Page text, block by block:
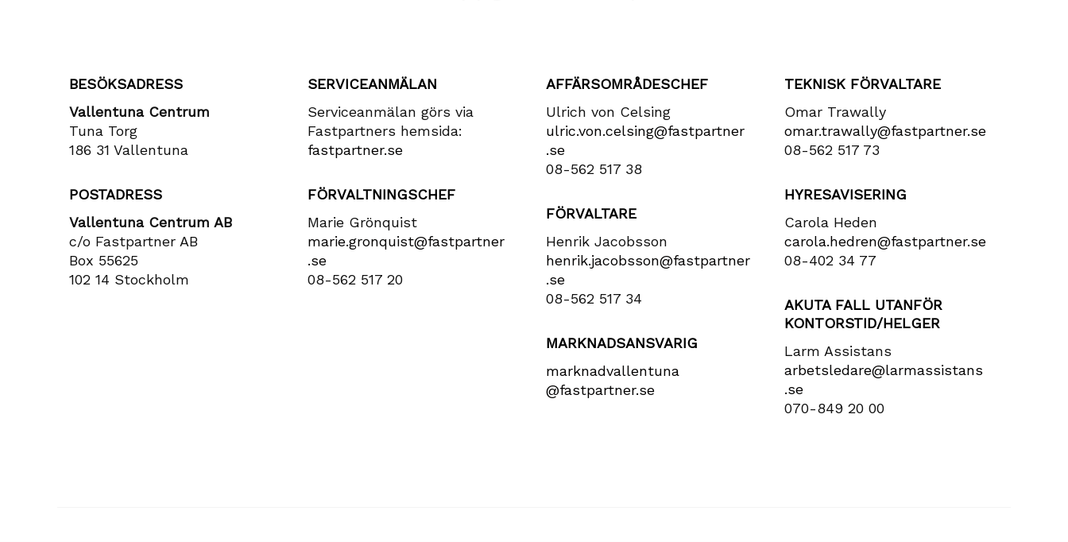
BESÖKSADRESS
Vallentuna Centrum
Tuna Torg
186 31 Vallentuna
POSTADRESS
Vallentuna Centrum AB
c/o Fastpartner AB
Box 55625
102 14 Stockholm
SERVICEANMÄLAN
Serviceanmälan görs via
Fastpartners hemsida:
fastpartner.se
FÖRVALTNINGSCHEF
Marie Grönquist
marie​.gronquist​@fastpartner​
.se
08-562 517 20
AFFÄRSOMRÅDESCHEF
Ulrich von Celsing
ulric​.von​.celsing​@fastpartner​
.se
08-562 517 38
FÖRVALTARE
Henrik Jacobsson
henrik​.jacobsson​@fastpartner​
.se
08-562 517 34
MARKNADSANSVARIG
marknadvallentuna​
@fastpartner​.se
TEKNISK FÖRVALTARE
Omar Trawally
omar.trawally@fastpartner.se
08-562 517 73
HYRESAVISERING
Carola Heden
carola​.hedren​@fastpartner​.se
08-402 34 77
AKUTA FALL UTANFÖR
KONTORSTID/HELGER
Larm Assistans
arbetsledare​@larmassistans​
.se
070-849 20 00